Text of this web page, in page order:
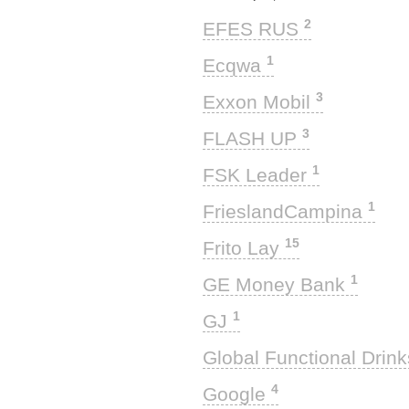
EFES RUS 2
Ecqwa 1
Exxon Mobil 3
FLASH UP 3
FSK Leader 1
FrieslandCampina 1
Frito Lay 15
GE Money Bank 1
GJ 1
Global Functional
Google 4